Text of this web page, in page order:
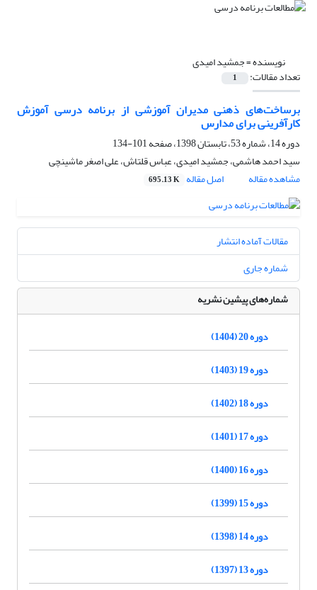
نویسنده =جمشید امیدی
تعداد مقالات: 1
برساخت‌های ذهنی مدیران آموزشی از برنامه درسی آموزش
کارآفرینی برای مدارس
دوره 14، شماره 53، تابستان 1398، صفحه
101-134
سید احمد هاشمی، جمشید امیدی، عباس قلتاش، علی اصغر ماشینچی
مشاهده مقاله
اصل مقاله 695.13 K
مقالات آماده انتشار
شماره جاری
شماره‌های پیشین نشریه
دوره 20 (1404)
دوره 19 (1403)
دوره 18 (1402)
دوره 17 (1401)
دوره 16 (1400)
دوره 15 (1399)
دوره 14 (1398)
دوره 13 (1397)